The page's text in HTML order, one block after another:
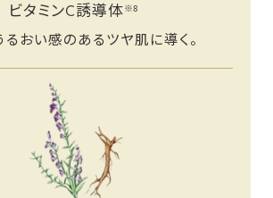
ビタミンC誘導体※8
るおい感のあるツヤ肌に導く。